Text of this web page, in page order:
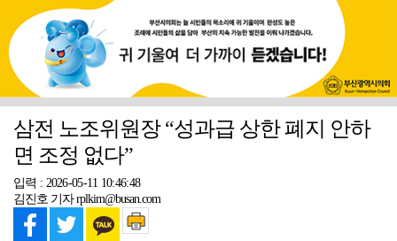
삼전 노조위원장 “성과급 상한 폐지 안하
면 조정 없다”
입력 : 2026-05-11 10:46:48
김진호 기자 rplkim@busan.com